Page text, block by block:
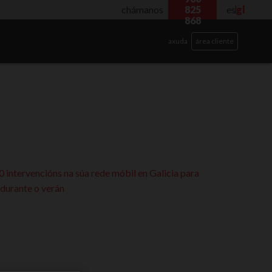
825
868
gl
axuda área cliente
intervencións na súa rede móbil en Galicia para
o verán